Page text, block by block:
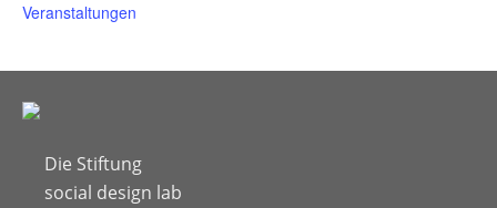
Veranstaltungen
Die Stiftung
social design lab